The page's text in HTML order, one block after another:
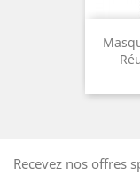
Recevez nos offres